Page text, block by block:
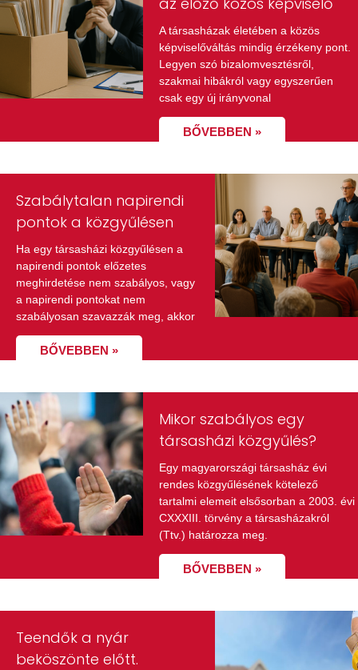
A társasházak életében a közös
képviselőváltás mindig érzékeny pont.
Legyen szó bizalomvesztésről,
szakmai hibákról vagy egyszerűen
csak egy új irányvonal
BŐVEBBEN »
Szabálytalan napirendi
pontok a közgyűlésen
Ha egy társasházi közgyűlésen a
napirendi pontok előzetes
meghirdetése nem szabályos, vagy
a napirendi pontokat nem
szabályosan szavazzák meg, akkor
BŐVEBBEN »
Mikor szabályos egy
társasházi közgyűlés?
Egy magyarországi társasház évi
rendes közgyűlésének kötelező
tartalmi elemeit elsősorban a 2003. évi
CXXXIII. törvény a társasházakról
(Ttv.) határozza meg.
BŐVEBBEN »
Teendők a nyár
beköszönte előtt.